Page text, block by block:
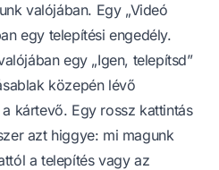
valójában. Egy „Videó
egy telepítési engedély.
egy „Igen, telepítsd”
közepén lévő
kártevő. Egy rossz kattintás
azt higgye: mi magunk
a telepítés vagy az